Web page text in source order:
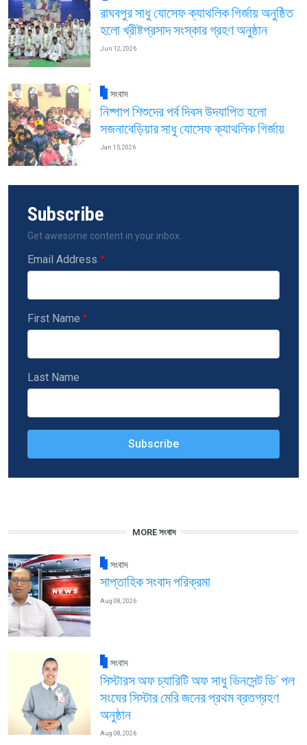
রাঘবপুর সাধু যোসেফ ক্যাথলিক গির্জায় অনুষ্ঠিত
হলো খ্রীষ্টপ্রসাদ সংস্কার গ্রহণ অনুষ্ঠান
Jun 12, 2026
সংবাদ
নিষ্পাপ শিশুদের পর্ব দিবস উদযাপিত হলো
সজনাবেড়িয়ার সাধু যোসেফ ক্যাথলিক গির্জায়
Jan 15, 2026
Subscribe
Get awesome content in your inbox.
Email Address
First Name
Last Name
MORE সংবাদ
সংবাদ
সাপ্তাহিক সংবাদ পরিক্রমা
Aug 08, 2026
সংবাদ
সিস্টারস অফ চ্যারিটি অফ সাধু ভিনসেন্ট ডি’ পল
সংঘের সিস্টার মেরি জনের প্রথম ব্রতগ্রহণ
অনুষ্ঠান
Aug 08, 2026